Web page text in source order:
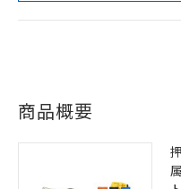
商品概要